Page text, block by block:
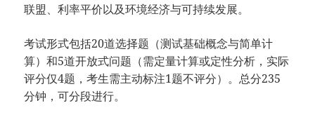
联盟、利率平价以及环境经济与可持续发展。
考试形式包括20道选择题（测试基础概念与简单计
算）和5道开放式问题（需定量计算或定性分析，实际
评分仅4题，考生需主动标注1题不评分）。总分235
分钟，可分段进行。